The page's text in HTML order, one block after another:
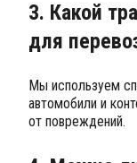
3. Какой
для
Мы используем
автомобили и
от повреждений.